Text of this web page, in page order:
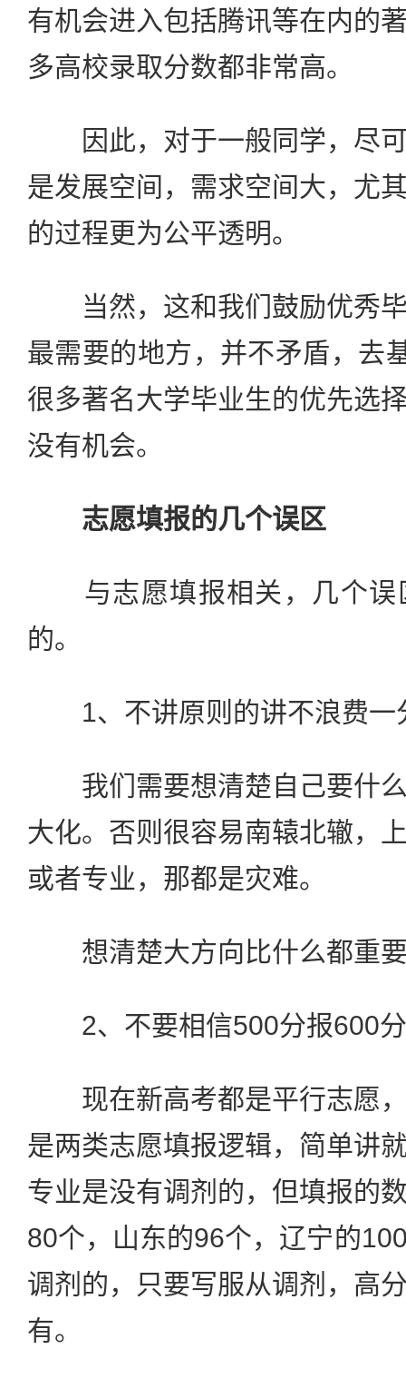
有机会进入包括腾讯等在内的
多高校录取分数都非常高。
因此，对于一般同学，尽可
是发展空间，需求空间大，尤
的过程更为公平透明。
当然，这和我们鼓励优秀毕
最需要的地方，并不矛盾，去
很多著名大学毕业生的优先选
没有机会。
志愿填报的几个误区
与志愿填报相关，几个误
的。
1、不讲原则的讲不浪费一
我们需要想清楚自己要什么
大化。否则很容易南辕北辙，
或者专业，那都是灾难。
想清楚大方向比什么都重
2、不要相信500分报600分
现在新高考都是平行志愿，
是两类志愿填报逻辑，简单讲
专业是没有调剂的，但填报的
80个，山东的96个，辽宁的
调剂的，只要写服从调剂，高
有。